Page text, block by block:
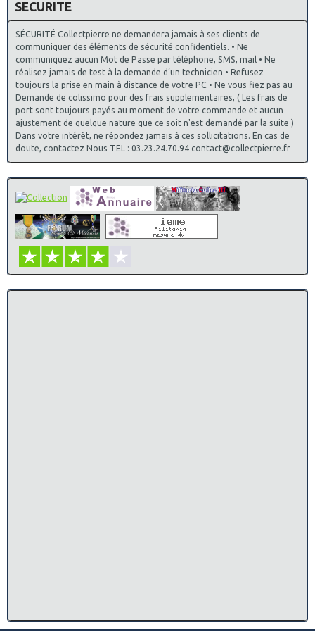
SECURITE
SÉCURITÉ Collectpierre ne demandera jamais à ses clients de
communiquer des éléments de sécurité confidentiels. • Ne
communiquez aucun Mot de Passe par téléphone, SMS, mail • Ne
réalisez jamais de test à la demande d’un technicien • Refusez
toujours la prise en main à distance de votre PC • Ne vous fiez pas au
Demande de colissimo pour des frais supplementaires, ( Les frais de
port sont toujours payés au moment de votre commande et aucun
ajustement de quelque nature que ce soit n'est demandé par la suite )
Dans votre intérêt, ne répondez jamais à ces sollicitations. En cas de
doute, contactez Nous TEL : 03.23.24.70.94 contact@collectpierre.fr